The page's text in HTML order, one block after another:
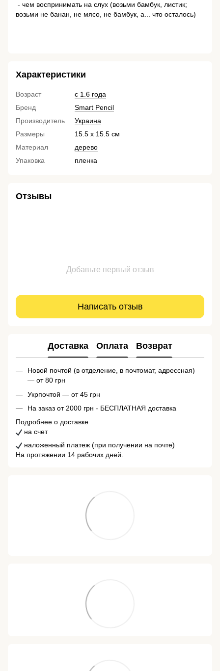
- чем воспринимать на слух (возьми бамбук, листик;
возьми не банан, не мясо, не бамбук, а... что осталось)
Характеристики
Возраст
с 1.6 года
Бренд
Smart Pencil
Производитель
Украина
Размеры
15.5 х 15.5 см
Материал
дерево
Упаковка
пленка
Отзывы
Добавьте первый отзыв
Написать отзыв
Доставка Оплата Возврат
Новой почтой (в отделение, в почтомат, адрессная)
— от 80 грн
Укрпочтой — от 45 грн
На заказ от 2000 грн - БЕСПЛАТНАЯ доставка
Подробнее о доставке
на счет
наложенный платеж (при получении на почте)
На протяжении 14 рабочих дней.